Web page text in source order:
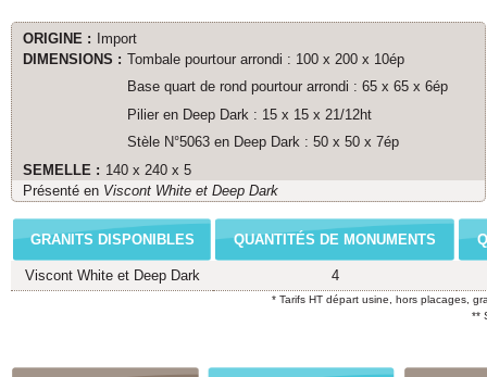
ORIGINE :
Import
DIMENSIONS : Tombale pourtour arrondi : 100 x 200 x 10ép
Base quart de rond pourtour arrondi : 65 x 65 x 6ép
Pilier en Deep Dark : 15 x 15 x 21/12ht
Stèle N°5063 en Deep Dark : 50 x 50 x 7ép
SEMELLE : 140 x 240 x 5
Présenté en Viscont White et Deep Dark
GRANITS DISPONIBLES QUANTITÉS DE MONUMENTS
Viscont White et Deep Dark 4
* Tarifs HT départ usine, hors placages,
**